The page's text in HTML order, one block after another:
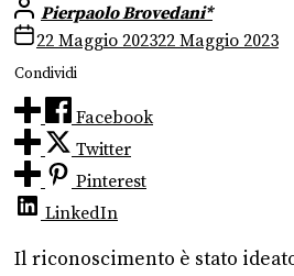
Pierpaolo Brovedani*
22 Maggio 202322 Maggio 2023
Condividi
Facebook
Twitter
Pinterest
LinkedIn
Il riconoscimento è stato